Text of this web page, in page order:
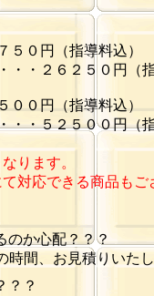
のか心配？？？
時間、お見積りいた
？？
５０円（指導料込）
・・２６２５０円（
００円（指導料込）
・・５２５００円（
ります。
対応できる商品も